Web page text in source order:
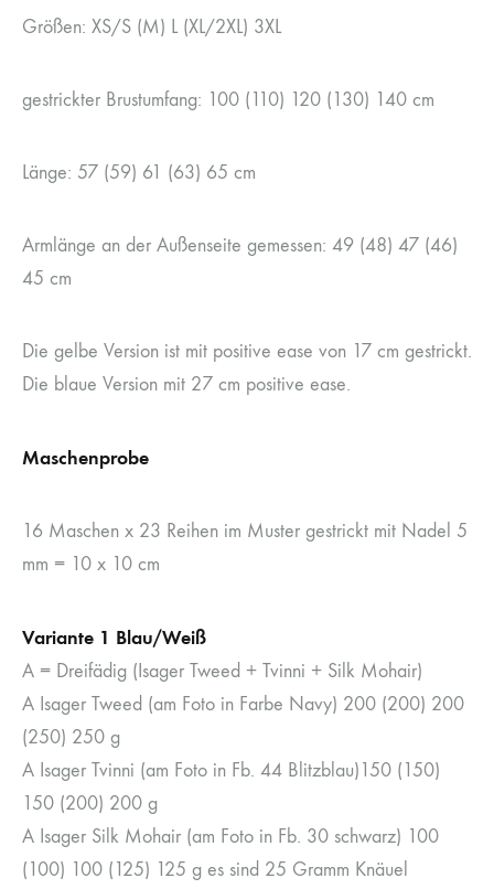
Größen: XS/S (M) L (XL/2XL) 3XL
gestrickter Brustumfang: 100 (110) 120 (130) 140 cm
Länge: 57 (59) 61 (63) 65 cm
Armlänge an der Außenseite gemessen: 49 (48) 47 (46)
45 cm
Die gelbe Version ist mit positive ease von 17 cm gestrickt.
Die blaue Version mit 27 cm positive ease.
Maschenprobe
16 Maschen x 23 Reihen im Muster gestrickt mit Nadel 5
mm = 10 x 10 cm
Variante 1 Blau/Weiß
A = Dreifädig (Isager Tweed + Tvinni + Silk Mohair)
A Isager Tweed (am Foto in Farbe Navy) 200 (200) 200
(250) 250 g
A Isager Tvinni (am Foto in Fb. 44 Blitzblau)150 (150)
150 (200) 200 g
A Isager Silk Mohair (am Foto in Fb. 30 schwarz) 100
(100) 100 (125) 125 g es sind 25 Gramm Knäuel